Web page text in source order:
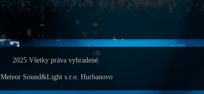
2025 Všetky práva vyhradené.
Meteor Sound&Light s.r.o. Hurbanovo